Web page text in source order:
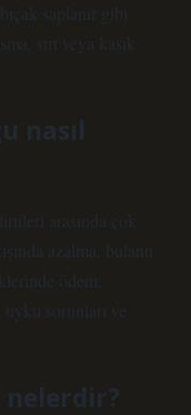
saplanır gibi
sırt veya kasık
nasıl
arasında çok
azalma, bulantı
ödem,
uyku sorunları ve